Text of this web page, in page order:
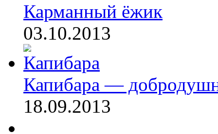
Карманный ёжик
03.10.2013
Капибара —
18.09.2013